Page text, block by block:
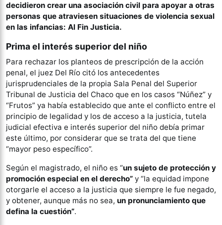
decidieron crear una asociación civil para apoyar a otras
personas que atraviesen situaciones de violencia sexual
en las infancias: Al Fin Justicia.
Prima el interés superior del niño
Para rechazar los planteos de prescripción de la acción
penal, el juez Del Río citó los antecedentes
jurisprudenciales de la propia Sala Penal del Superior
Tribunal de Justicia del Chaco que en los casos “Núñez” y
“Frutos” ya había establecido que ante el conflicto entre el
principio de legalidad y los de acceso a la justicia, tutela
judicial efectiva e interés superior del niño debía primar
este último, por considerar que se trata del que tiene
“mayor peso específico”.
Según el magistrado, el niño es “un sujeto de protección y
promoción especial en el derecho” y “la equidad impone
otorgarle el acceso a la justicia que siempre le fue negado,
y obtener, aunque más no sea, un pronunciamiento que
defina la cuestión”.